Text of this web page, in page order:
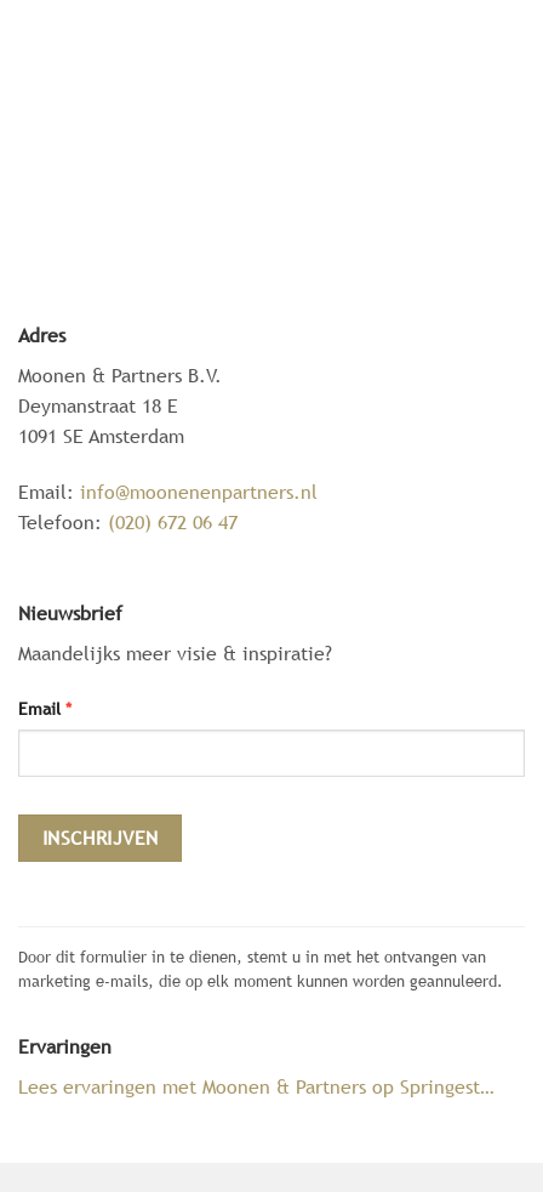
Adres
Moonen & Partners B.V.
Deymanstraat 18 E
1091 SE Amsterdam
Email: info@moonenenpartners.nl
Telefoon: (020) 672 06 47
Nieuwsbrief
Maandelijks meer visie & inspiratie?
Email *
Use.
this
field
Door dit formulier in te dienen, stemt u in met het ontvangen van
marketing e-mails, die op elk moment kunnen worden geannuleerd.
Ervaringen
Lees ervaringen met Moonen & Partners op Springest…